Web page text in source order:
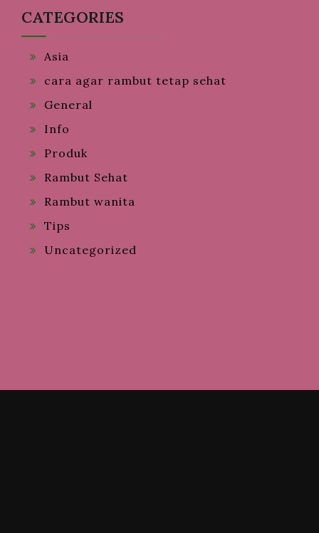
CATEGORIES
Asia
cara agar rambut tetap sehat
General
Info
Produk
Rambut Sehat
Rambut wanita
Tips
Uncategorized